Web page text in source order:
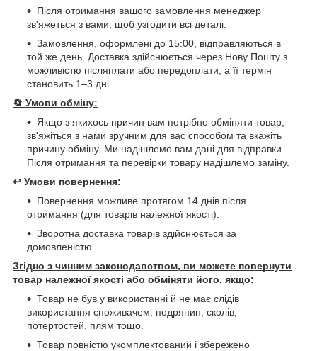
Після отримання вашого замовлення менеджер
зв'яжеться з вами, щоб узгодити всі деталі.
Замовлення, оформлені до 15:00, відправляються в
той же день. Доставка здійснюється через Нову Пошту з
можливістю післяплати або передоплати, а її термін
становить 1–3 дні.
🔄 Умови обміну:
Якщо з якихось причин вам потрібно обміняти товар,
зв'яжіться з нами зручним для вас способом та вкажіть
причину обміну. Ми надішлемо вам дані для відправки.
Після отримання та перевірки товару надішлемо заміну.
↩️ Умови повернення:
Повернення можливе протягом 14 днів після
отримання (для товарів належної якості).
Зворотна доставка товарів здійснюється за
домовленістю.
Згідно з чинним законодавством, ви можете повернути
товар належної якості або обміняти його, якщо:
Товар не був у використанні й не має слідів
використання споживачем: подряпин, сколів,
потертостей, плям тощо.
Товар повністю укомплектований і збережено